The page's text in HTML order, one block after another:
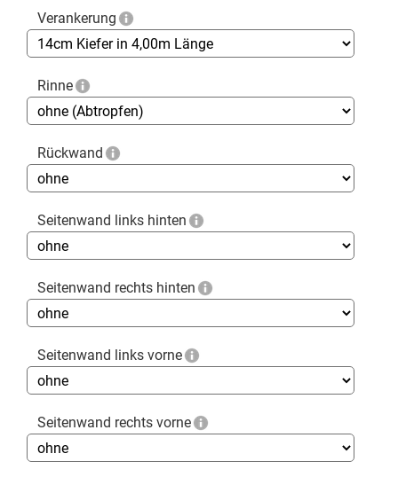
Verankerung
Rinne
Rückwand
Seitenwand links hinten
Seitenwand rechts hinten
Seitenwand links vorne
Seitenwand rechts vorne